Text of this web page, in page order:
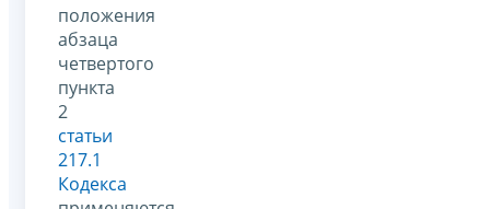
положения
абзаца
четвертого
пункта
2
статьи
217.1
Кодекса